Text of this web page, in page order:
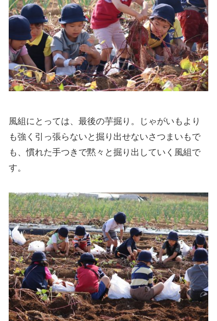
風組にとっては、最後の芋掘り。じゃがいもより
も強く引っ張らないと掘り出せないさつまいもで
も、慣れた手つきで黙々と掘り出していく風組で
す。